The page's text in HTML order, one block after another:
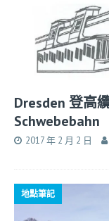
Dresden 登高
Schwebebahn
2017 年 2 月 2 日
地點筆記